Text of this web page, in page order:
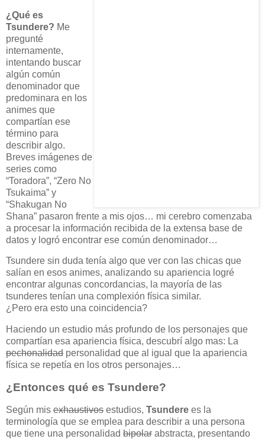
¿Qué es
Tsundere? Me
pregunté
internamente,
intentando buscar
algún común
denominador que
predominara en los
animes que
compartían ese
término para
describir algo.
Breves imágenes de
series como
“Toradora”, “Zero No
Tsukaima” y
“Shakugan No
Shana” pasaron frente a mis ojos… mi cerebro comenzaba
a procesar la información recibida de la extensa base de
datos y logró encontrar ese común denominador…
Tsundere sin duda tenía algo que ver con las chicas que
salían en esos animes, analizando su apariencia logré
encontrar algunas concordancias, la mayoría de las
tsunderes tenían una complexión física similar.
¿Pero era esto una coincidencia?
Haciendo un estudio más profundo de los personajes que
compartían esa apariencia física, descubrí algo mas: La
pechonalidad personalidad que al igual que la apariencia
física se repetía en los otros personajes…
¿Entonces qué es Tsundere?
Según mis exhaustivos estudios, Tsundere es la
terminología que se emplea para describir a una persona
que tiene una personalidad bipolar abstracta, presentando